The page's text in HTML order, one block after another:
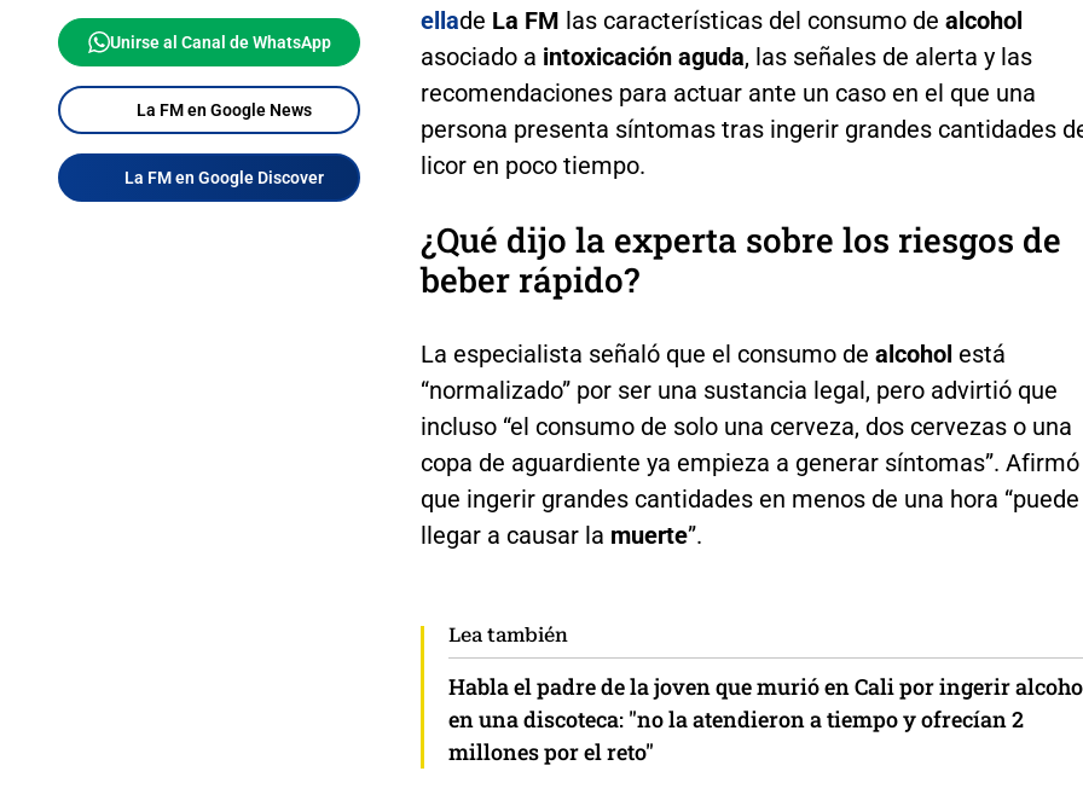
Unirse al Canal de WhatsApp
La FM en Google News
La FM en Google Discover
ellade La FM las características del consumo de alcohol
asociado a intoxicación aguda, las señales de alerta y las
recomendaciones para actuar ante un caso en el que una
persona presenta síntomas tras ingerir grandes cantidades
licor en poco tiempo.
¿Qué dijo la experta sobre los riesgos de
beber rápido?
La especialista señaló que el consumo de alcohol está
“normalizado” por ser una sustancia legal, pero advirtió que
incluso “el consumo de solo una cerveza, dos cervezas o una
copa de aguardiente ya empieza a generar síntomas”. Afirmó
que ingerir grandes cantidades en menos de una hora “puede
llegar a causar la muerte”.
Lea también
Habla el padre de la joven que murió en Cali por ingerir
en una discoteca: "no la atendieron a tiempo y ofrecían 2
millones por el reto"